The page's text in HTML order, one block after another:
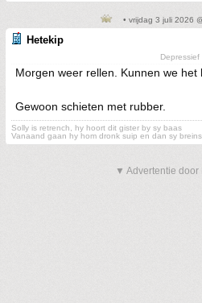
• vrijdag 3 juli 2026
Hetekip
Depressief
Morgen weer rellen. Kunnen we
Gewoon schieten met rubber.
Solly is retrench, hy hoort dit gister by sy baas
Vanaand gaan hy hom dronk suip en dan sy
▼ Advertentie door